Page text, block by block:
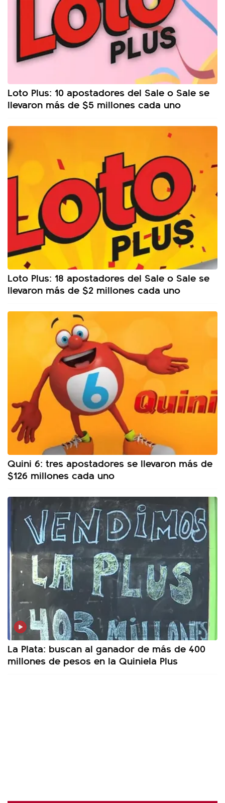
Loto Plus: 10 apostadores del Sale o Sale se
llevaron más de $5 millones cada uno
Loto Plus: 18 apostadores del Sale o Sale se
llevaron más de $2 millones cada uno
Quini 6: tres apostadores se llevaron más de
$126 millones cada uno
La Plata: buscan al ganador de más de 400
millones de pesos en la Quiniela Plus